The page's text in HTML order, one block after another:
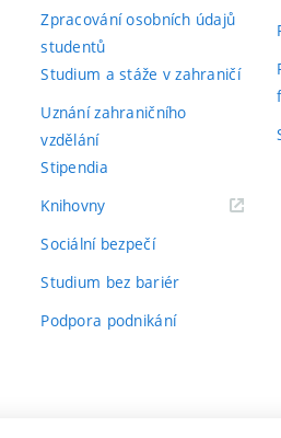
Zpracování osobních údajů
studentů
Studium a stáže v zahraničí
Uznání zahraničního
vzdělání
Stipendia
Knihovny(externí
Sociální bezpečí
Studium bez bariér
Podpora podnikání